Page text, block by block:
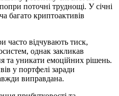
поточні труднощі. У січні
багато криптоактивів
часто відчувають тиск,
однак закликав
та уникати емоційних рішень.
у портфелі заради
виправдана.